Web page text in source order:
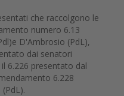
che raccolgono le
numero 6.13
D'Ambrosio (PdL),
dai senatori
6.226 presentato dal
6.228